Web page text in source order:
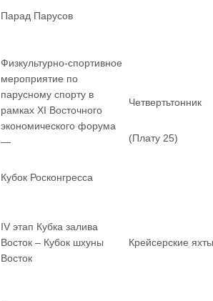
Парад Парусов
Физкультурно-спортивное
мероприятие по
парусному спорту в
рамках XI Восточного
экономического форума
—
Кубок Росконгресса
Четвертьтонник
(Плату 25)
IV этап Кубка залива
Восток – Кубок шхуны
Восток
Крейсерские яхты